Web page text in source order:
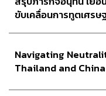
ภาพ:Lightspring /
ขับเคลื่อนการทูตเศรษ
Navigating
Thailand and